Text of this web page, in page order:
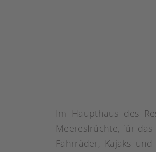
Im Haupthaus des
Meeresfrüchte, für
Fahrräder, Kajaks